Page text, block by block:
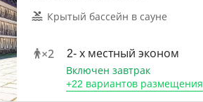
Крытый бассейн в сауне
×2 2- х местный эконом
Включен завтрак
+22 вариантовразмещения